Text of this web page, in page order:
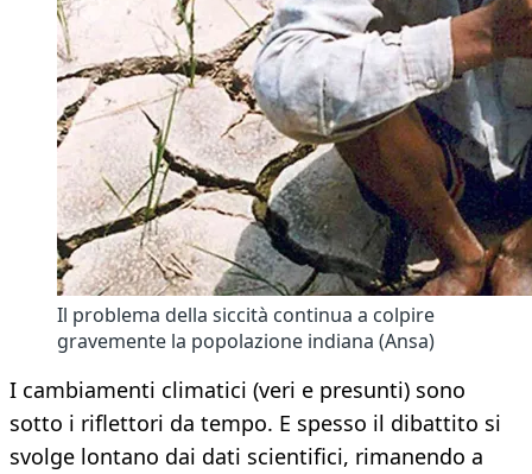
Il problema della siccità continua a colpire
gravemente la popolazione indiana (Ansa)
I cambiamenti climatici (veri e presunti) sono
sotto i riflettori da tempo. E spesso il dibattito si
svolge lontano dai dati scientifici, rimanendo a